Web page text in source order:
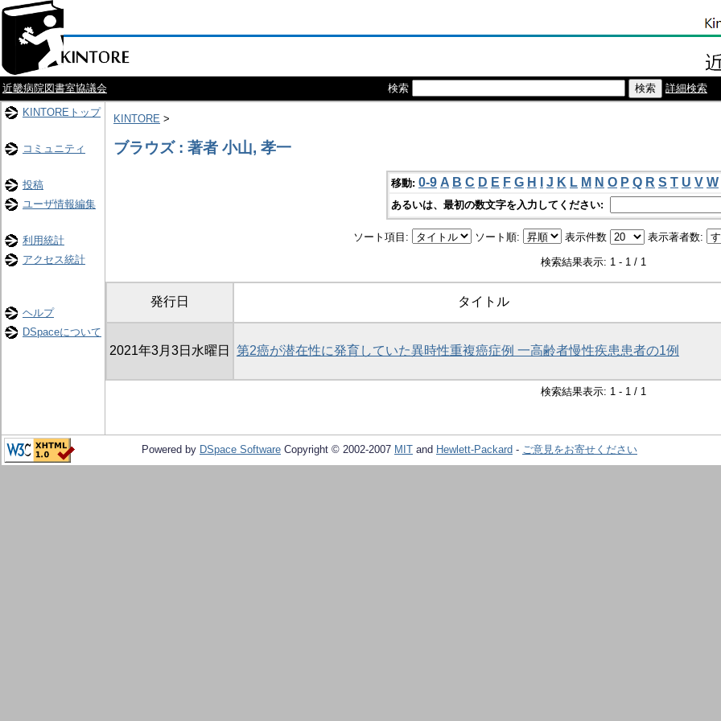
近畿病院図書室協議会 検索 詳細検索
KINTOREトップ
コミュニティ
投稿
ユーザ情報編集
利用統計
アクセス統計
ヘルプ
DSpaceについて
KINTORE >
ブラウズ : 著者 小山, 孝一
移動: 0-9 A B C D E F G H J K L M N O P Q R S T U V W
あるいは、最初の数文字を入力してください:
ソート項目: ソート順: 表示件数 表示著者数:
検索結果表示: 1 - 1 / 1
発行日 タイトル
2021年3月3日水曜日 第2癌が潜在性に発育していた異時性重複癌症例 一高齢者慢性疾患患者の1例
検索結果表示: 1 - 1 / 1
Powered by DSpace Software Copyright © 2002-2007 MIT and Hewlett-Packard - ご意見をお寄せください